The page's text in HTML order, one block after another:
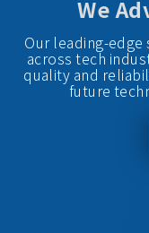
We
Our leading-
across tech
quality and
future